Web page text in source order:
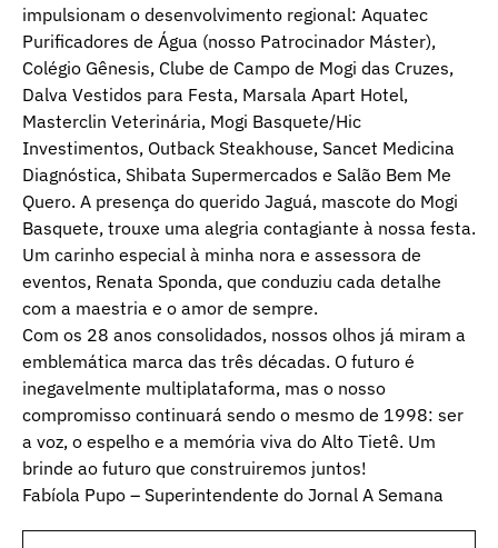
impulsionam o desenvolvimento regional: Aquatec
Purificadores de Água (nosso Patrocinador Máster),
Colégio Gênesis, Clube de Campo de Mogi das Cruzes,
Dalva Vestidos para Festa, Marsala Apart Hotel,
Masterclin Veterinária, Mogi Basquete/Hic
Investimentos, Outback Steakhouse, Sancet Medicina
Diagnóstica, Shibata Supermercados e Salão Bem Me
Quero. A presença do querido Jaguá, mascote do Mogi
Basquete, trouxe uma alegria contagiante à nossa festa.
Um carinho especial à minha nora e assessora de
eventos, Renata Sponda, que conduziu cada detalhe
com a maestria e o amor de sempre.
Com os 28 anos consolidados, nossos olhos já miram a
emblemática marca das três décadas. O futuro é
inegavelmente multiplataforma, mas o nosso
compromisso continuará sendo o mesmo de 1998: ser
a voz, o espelho e a memória viva do Alto Tietê. Um
brinde ao futuro que construiremos juntos!
Fabíola Pupo – Superintendente do Jornal A Semana